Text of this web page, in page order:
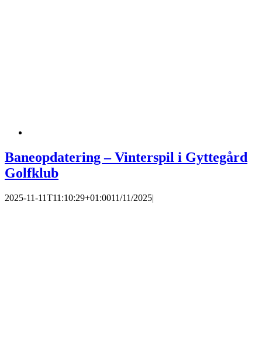
Baneopdatering – Vinterspil i Gyttegård
Golfklub
2025-11-11T11:10:29+01:0011/11/2025|